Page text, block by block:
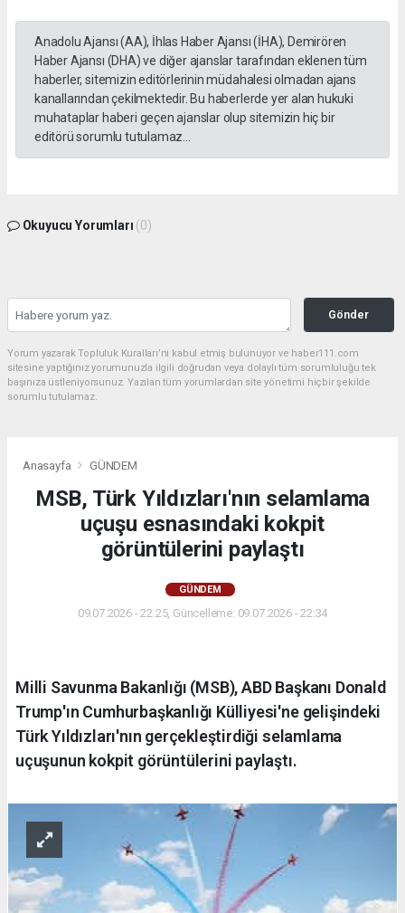
Anadolu Ajansı (AA), İhlas Haber Ajansı (İHA), Demirören
Haber Ajansı (DHA) ve diğer ajanslar tarafından eklenen tüm
haberler, sitemizin editörlerinin müdahalesi olmadan ajans
kanallarından çekilmektedir. Bu haberlerde yer alan hukuki
muhataplar haberi geçen ajanslar olup sitemizin hiç bir
editörü sorumlu tutulamaz...
Okuyucu Yorumları (0)
Gönder
Yorum yazarak Topluluk Kuralları’nı kabul etmiş bulunuyor ve haber111.com
sitesine yaptığınız yorumunuzla ilgili doğrudan veya dolaylı tüm sorumluluğu tek
başınıza üstleniyorsunuz. Yazılan tüm yorumlardan site yönetimi hiçbir şekilde
sorumlu tutulamaz.
Anasayfa GÜNDEM
MSB, Türk Yıldızları'nın selamlama
uçuşu esnasındaki kokpit
görüntülerini paylaştı
GÜNDEM
09.07.2026 - 22:25, Güncelleme: 09.07.2026 - 22:34
Milli Savunma Bakanlığı (MSB), ABD Başkanı Donald
Trump'ın Cumhurbaşkanlığı Külliyesi'ne gelişindeki
Türk Yıldızları'nın gerçekleştirdiği selamlama
uçuşunun kokpit görüntülerini paylaştı.